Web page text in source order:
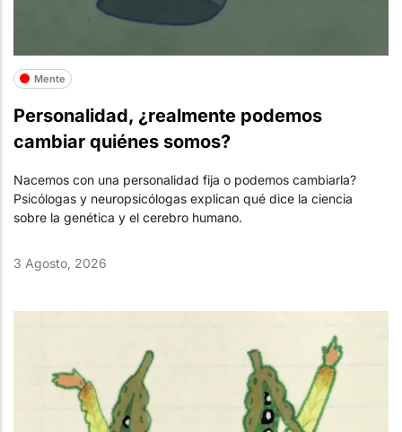
Mente
Personalidad, ¿realmente podemos
cambiar quiénes somos?
Nacemos con una personalidad fija o podemos cambiarla?
Psicólogas y neuropsicólogas explican qué dice la ciencia
sobre la genética y el cerebro humano.
3 Agosto, 2026